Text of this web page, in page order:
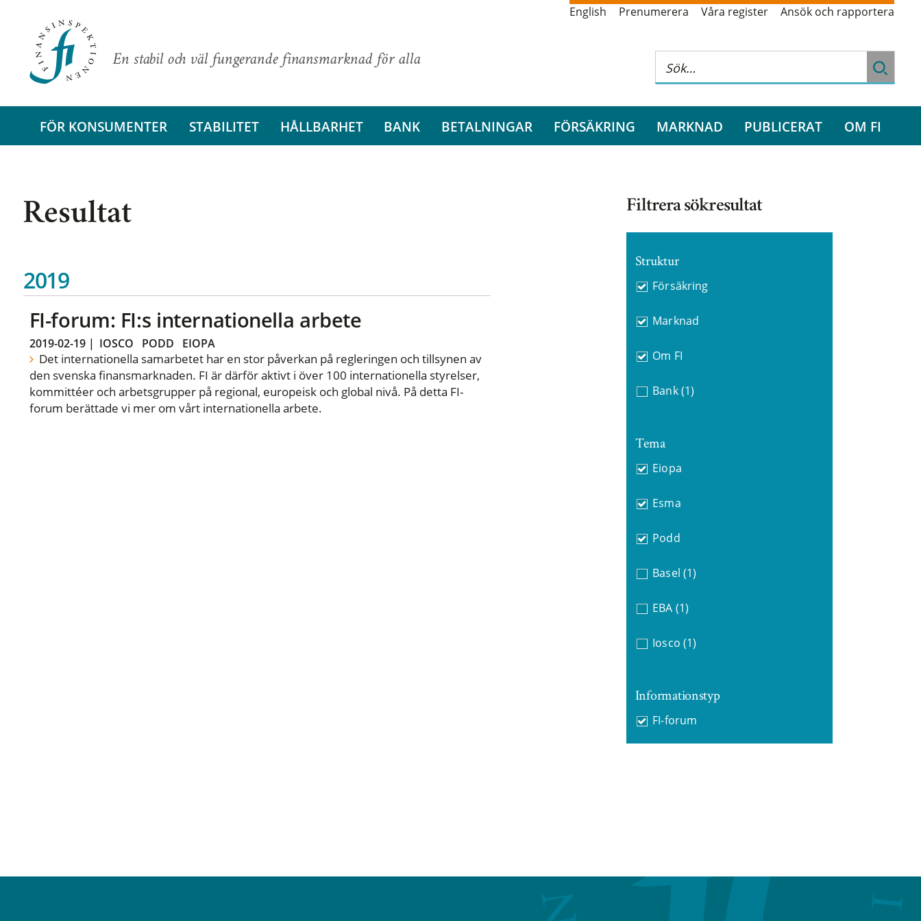
En stabil och väl fungerande finansmarknad för alla
English Prenumerera Våra register Ansök och rapportera
FÖR KONSUMENTER STABILITET HÅLLBARHET BANK BETALNINGAR FÖRSÄKRING MARKNAD PUBLICERAT OM FI
Resultat
2019
FI-forum: FI:s internationella arbete
2019-02-19| IOSCO PODD EIOPA
Det internationella samarbetet har en stor påverkan på regleringen och tillsynen av
den svenska finansmarknaden. FI är därför aktivt i över 100 internationella styrelser,
kommittéer och arbetsgrupper på regional, europeisk och global nivå. På detta FI-
forum berättade vi mer om vårt internationella arbete.
Filtrera sökresultat
Struktur
Försäkring
Marknad
Om FI
Bank (1)
Tema
Eiopa
Esma
Podd
Basel (1)
EBA (1)
Iosco (1)
Informationstyp
FI-forum